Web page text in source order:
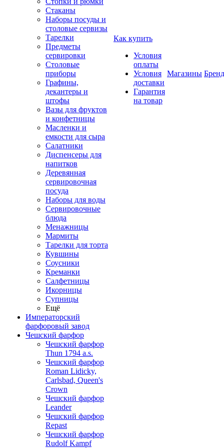
Стаканы
Наборы посуды и
столовые сервизы
Тарелки
Предметы
сервировки
Столовые
приборы
Графины,
декантеры и
штофы
Вазы для фруктов
и конфетницы
Масленки и
емкости для сыра
Салатники
Диспенсеры для
напитков
Деревянная
сервировочная
посуда
Наборы для воды
Сервировочные
блюда
Менажницы
Мармиты
Тарелки для торта
Кувшины
Соусники
Креманки
Салфетницы
Икорницы
Супницы
Ещё
Императорский
фарфоровый завод
Чешский фарфор
Чешский фарфор
Thun 1794 a.s.
Чешский фарфор
Roman Lidicky,
Carlsbad, Queen's
Crown
Чешский фарфор
Leander
Чешский фарфор
Repast
Чешский фарфор
Rudolf Kampf
Как купить
Условия
оплаты
Условия
доставки
Гарантия
на товар
Магазины